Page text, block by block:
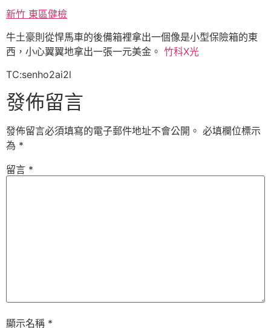
新竹 東區健檢
牛土豪則從悍馬車的後備箱裡拿出一個像是小型保險箱的東
西，小心翼翼地拿出一張一元美金。 竹科X光
TC:senho2ai2l
發佈留言
發佈留言必須填寫的電子郵件地址不會公開。 必填欄位標示
為 *
留言 *
顯示名稱 *